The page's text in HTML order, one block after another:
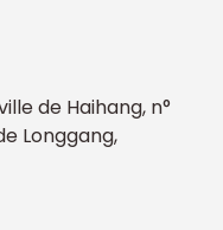
de Haihang, n°
Longgang,